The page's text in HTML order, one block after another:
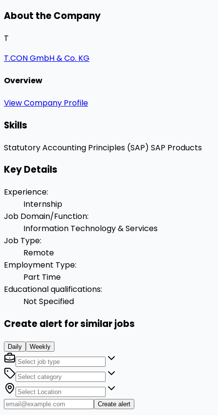
About the Company
T
T.CON GmbH & Co. KG
Overview
View Company Profile
Skills
Statutory Accounting Principles (SAP) SAP Products
Key Details
Experience:
Internship
Job Domain/Function:
Information Technology & Services
Job Type:
Remote
Employment Type:
Part Time
Educational qualifications:
Not Specified
Create alert for similar jobs
Daily Weekly
Create alert